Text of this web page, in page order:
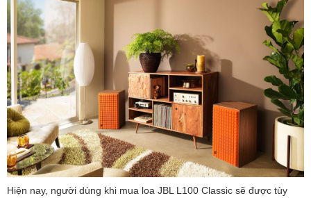
Hiện nay, người dùng khi mua loa JBL L100 Classic sẽ được tùy